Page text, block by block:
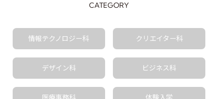
CATEGORY
情報テクノロジー科 クリエイター科
デザイン科 ビジネス科